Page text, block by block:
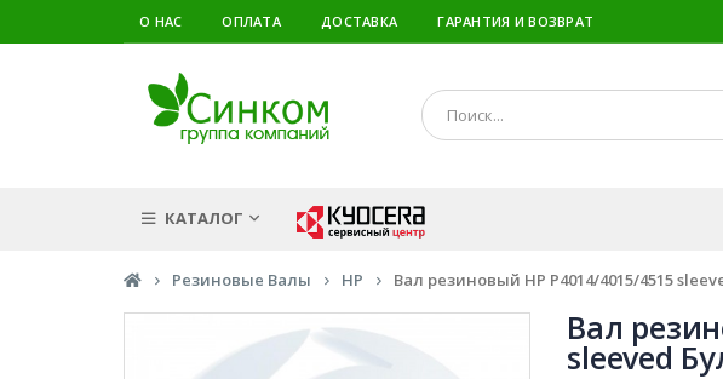
О НАС ОПЛАТА ДОСТАВКА ГАРАНТИЯ И ВОЗВРАТ
КАТАЛОГ
Резиновые Валы HP Вал резиновый HP P4014/4015/4515
Вал
sleeved